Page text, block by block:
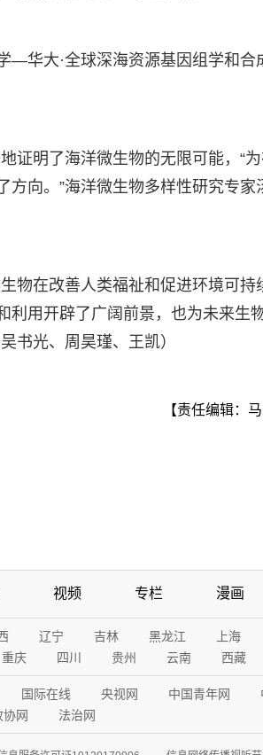
—华大·全球深海资源基因组学和合
证明了海洋微生物的无限可能，“
向。”海洋微生物多样性研究专家
物在改善人类福祉和促进环境可持
利用开辟了广阔前景，也为未来生
书光、周昊瑾、王凯）
【责任编辑：马
视频 专栏 漫画
辽宁 吉林 黑龙江 上海
重庆 四川 贵州 云南 西藏
国际在线 央视网 中国青年网
协网 法治网